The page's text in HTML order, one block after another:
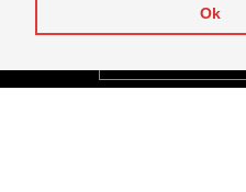
Ok
Paese/Area geografica